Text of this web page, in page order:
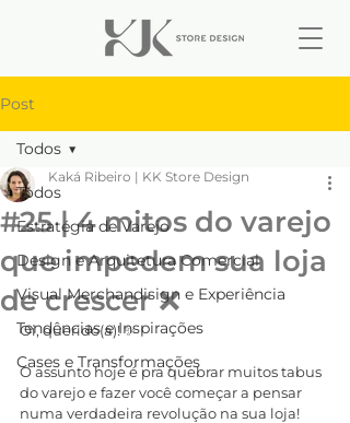
Post
Todos
Estratégia de Varejo
Design e Arquitetura Comercial
Visual Merchandisign e Experiência
Tendências e Inspirações
Cases e Transformações
Todos
#25 | 4 mitos do varejo
que impedem sua loja
de crescer ❌
Kaká Ribeiro | KK Store Design
Oi, querido(a)! ✨
O assunto hoje é pra quebrar muitos tabus
do varejo e fazer você começar a pensar
numa verdadeira revolução na sua loja!